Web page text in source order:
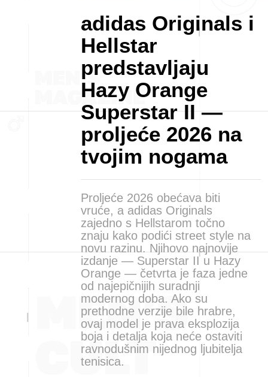
adidas Originals i
Hellstar
predstavljaju
Hazy Orange
Superstar II —
proljeće 2026 na
tvojim nogama
Proljeće 2026 obećava biti
vruće, a adidas Originals
zajedno s Hellstarom točno
znaju kako podići street style na
novu razinu. Njihovo najnovije
izdanje — Superstar II u Hazy
Orange — četvrta je faza jedne
od najepičnijih suradnji
modernog doba. Ako su
prethodne verzije bile hrabre,
ovaj model je prava eksplozija
boja i detalja koja neće ostaviti
ravnodušnim nijednog ljubitelja
tenisica.